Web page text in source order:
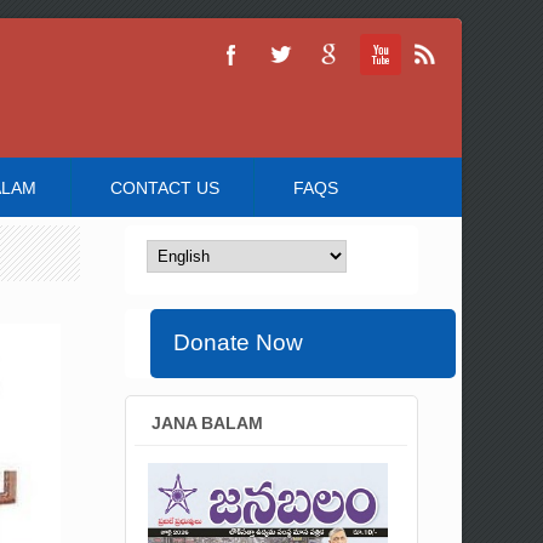
CONTACT US FAQS
Donate Now
JANA BALAM